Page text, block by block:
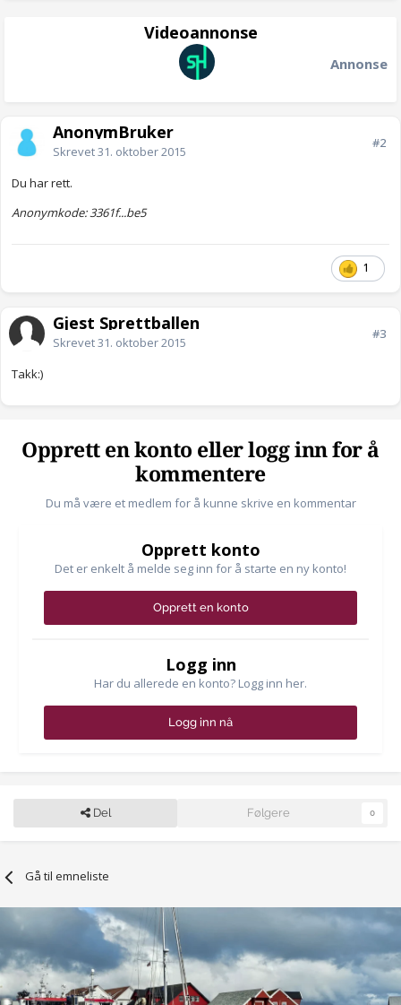
Videoannonse
Annonse
AnonymBruker
Skrevet31. oktober 2015
#2
Du har rett.
Anonymkode: 3361f...be5
1
Gjest Sprettballen
Skrevet31. oktober 2015
#3
Takk:)
Opprett en konto eller logg inn for å
kommentere
Du må være et medlem for å kunne skrive en kommentar
Opprett konto
Det er enkelt å melde seg inn for å starte en ny konto!
Opprett en konto
Logg inn
Har du allerede en konto? Logg inn her.
Logg inn nå
Del Følgere 0
Gå til emneliste